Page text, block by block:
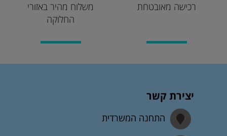
משלוח מהיר באזורי
החלוקה
רכישה מאובטחת
יצירת קשר
התחנה המשרדית